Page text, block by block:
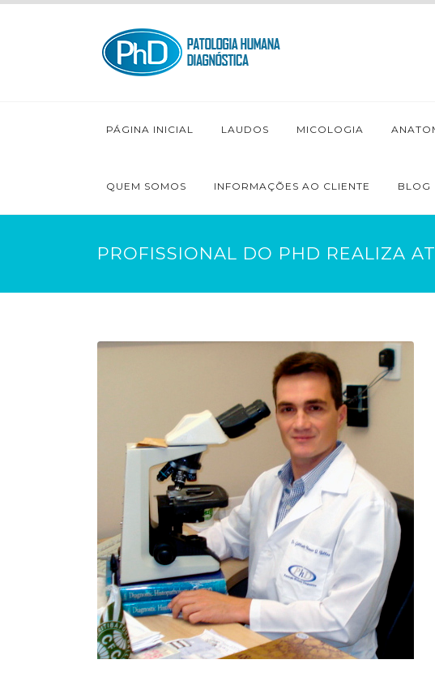
PÁGINA INICIAL LAUDOS MICOLOGIA
QUEM SOMOS INFORMAÇÕES AO CLIENTE BLOG
PROFISSIONAL DO PHD REALIZA